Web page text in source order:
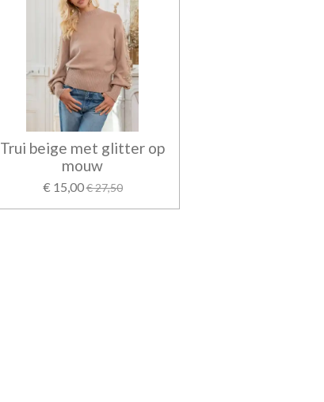
Trui beige met glitter op
mouw
€ 15,00€ 27,50